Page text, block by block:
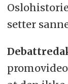
setter